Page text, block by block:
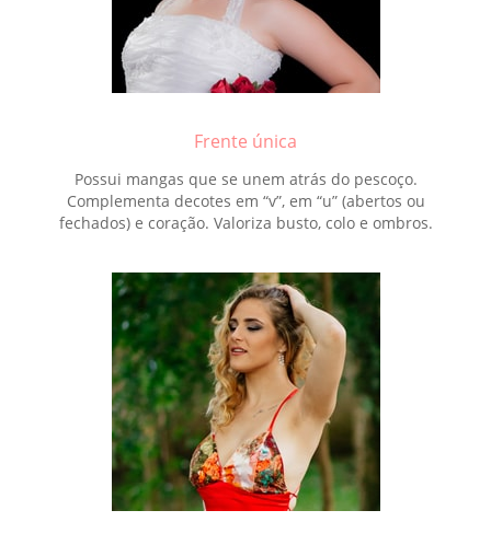
Frente única
Possui mangas que se unem atrás do pescoço.
Complementa decotes em “v”, em “u” (abertos ou
fechados) e coração. Valoriza busto, colo e ombros.